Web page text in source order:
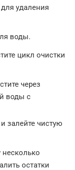
удаления
воды.
цикл очистки
через
воды с
залейте чистую
остатки